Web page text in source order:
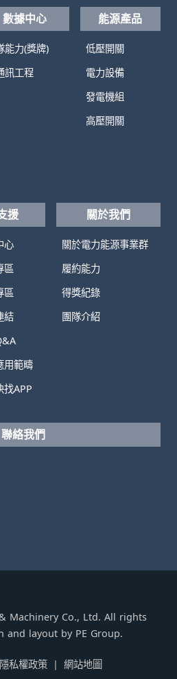
數據中心
能力(獎牌)
訊工程
能源產品
低壓開關
電力設備
發電機組
高壓開關
援
心
區
區
結
用範疇
找APP
關於我們
關於電力能源事業群
履約能力
得獎紀錄
團隊介紹
聯絡我們
Machinery Co., Ltd. All rights
and layout by PE Group.
隱私權政策 網站地圖